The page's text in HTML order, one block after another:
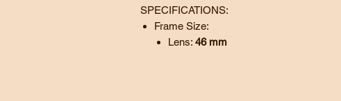
SPECIFICATIONS:
Frame Size:
Lens: 46mm